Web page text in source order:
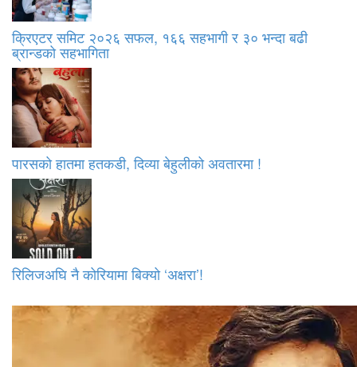
क्रिएटर समिट २०२६ सफल, १६६ सहभागी र ३० भन्दा बढी
ब्रान्डको सहभागिता
पारसको हातमा हतकडी, दिव्या बेहुलीको अवतारमा !
रिलिजअघि नै कोरियामा बिक्यो ‘अक्षरा’!